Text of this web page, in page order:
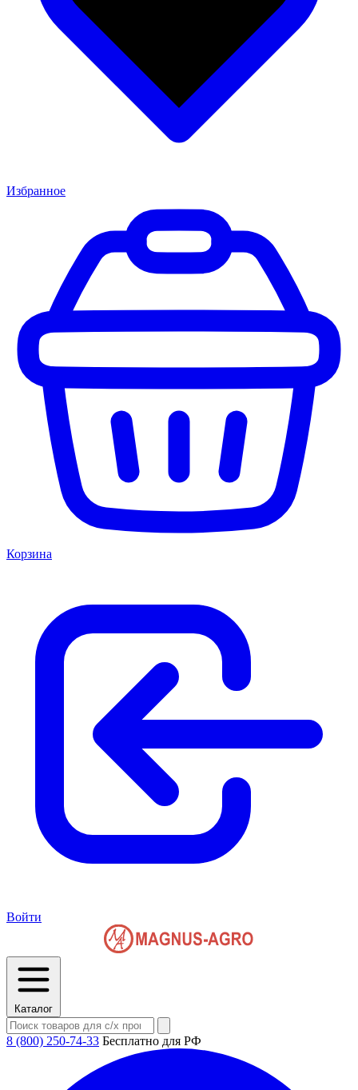
Избранное
Корзина
Войти
Каталог
8 (800) 250-74-33 Бесплатно для РФ